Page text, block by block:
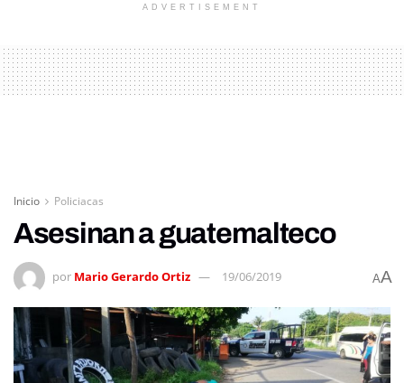
ADVERTISEMENT
Inicio Policiacas
Asesinan a guatemalteco
por Mario Gerardo Ortiz 19/06/2019 AA